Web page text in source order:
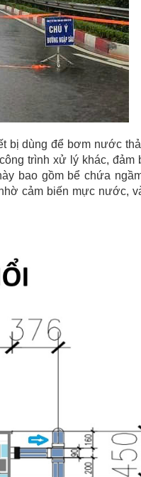
bị dùng để bơm nước
trình xử lý khác, đảm
bao gồm bể chứa
cảm biến mực nước,